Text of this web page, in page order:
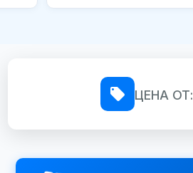
ЦЕНА ОТ: